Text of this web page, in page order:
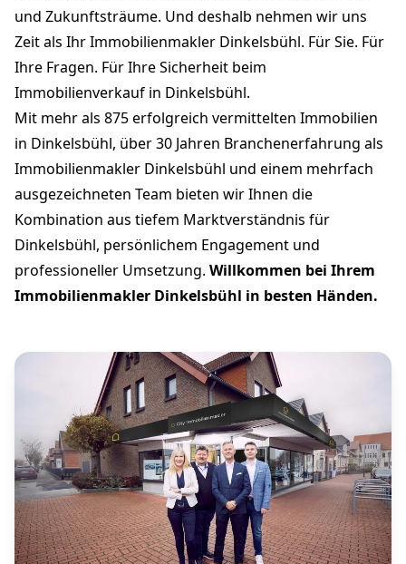
und Zukunftsträume. Und deshalb nehmen wir uns
Zeit als Ihr Immobilienmakler Dinkelsbühl. Für Sie. Für
Ihre Fragen. Für Ihre Sicherheit beim
Immobilienverkauf in Dinkelsbühl.
Mit mehr als 875 erfolgreich vermittelten Immobilien
in Dinkelsbühl, über 30 Jahren Branchenerfahrung als
Immobilienmakler Dinkelsbühl und einem mehrfach
ausgezeichneten Team bieten wir Ihnen die
Kombination aus tiefem Marktverständnis für
Dinkelsbühl, persönlichem Engagement und
professioneller Umsetzung. Willkommen bei Ihrem
Immobilienmakler Dinkelsbühl in besten Händen.